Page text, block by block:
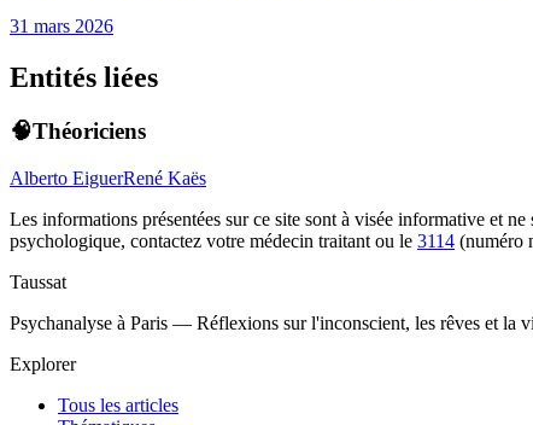
31 mars 2026
Entités liées
🧠Théoriciens
Alberto EiguerRené Kaës
Les informations présentées sur ce site sont à visée informative et
psychologique, contactez votre médecin traitant ou le 3114 (numéro
Taussat
Psychanalyse à Paris — Réflexions sur l'inconscient, les rêves et la
Explorer
Tous les articles